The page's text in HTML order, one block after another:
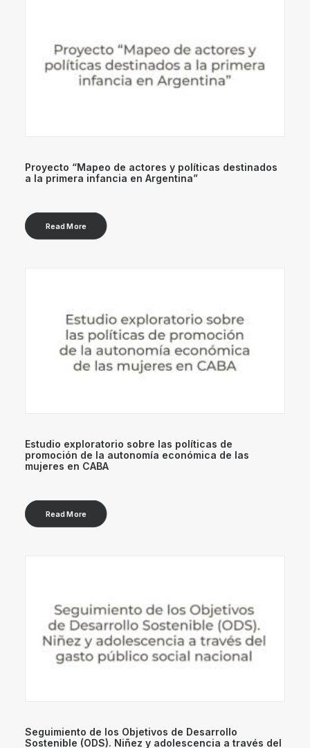
Proyecto “Mapeo de actores y políticas destinados
a la primera infancia en Argentina”
Read More
Estudio exploratorio sobre las políticas de
promoción de la autonomía económica de las
mujeres en CABA
Read More
Seguimiento de los Objetivos de Desarrollo
Sostenible (ODS). Niñez y adolescencia a través del